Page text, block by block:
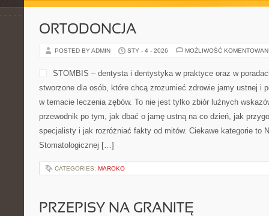
ORTODONCJA
POSTED BY ADMIN STY - 4 - 2026 MOŻLIWOŚĆ
STOMBIS – dentysta i dentystyka w praktyce oraz w
stworzone dla osób, które chcą zrozumieć zdrowie jamy ustnej i
w temacie leczenia zębów. To nie jest tylko zbiór luźnych
przewodnik po tym, jak dbać o jamę ustną na co dzień, jak
specjalisty i jak rozróżniać fakty od mitów. Ciekawe kategorie to
Stomatologicznej […]
CATEGORIES: MAROKO
PRZEPISY NA GRANITĘ